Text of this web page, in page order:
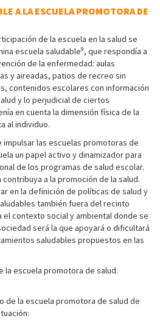
A LA ESCUELA PROMOTORA DE
de la escuela en la salud se
escuela saludable9, que respondía a
de la enfermedad: aulas
y aireadas, patios de recreo sin
contenidos escolares con información
y lo perjudicial de ciertos
en cuenta la dimensión física de la
al individuo.
impulsar las escuelas promotoras de
un papel activo y dinamizador para
de los programas de salud escolar.
a la promoción de la salud.
en la definición de políticas de salud y
también fuera del recinto
el contexto social y ambiental donde se
será la que apoyará o dificultará
saludables propuestos en las
la escuela promotora de salud.
de la escuela promotora de salud de